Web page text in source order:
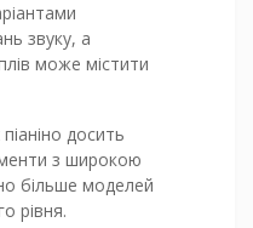
звуку, а
може містити
досить
з широкою
більше моделей
рівня.